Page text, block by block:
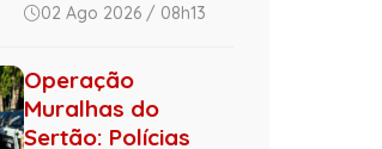
02 Ago 2026 / 08h13
Operação
Muralhas do
Sertão: Polícias